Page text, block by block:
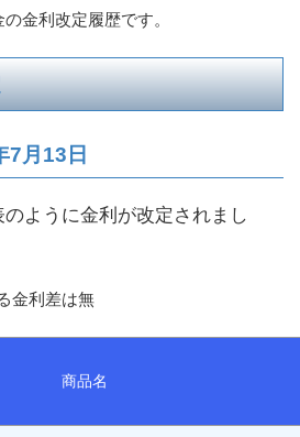
金利改定履歴です。
7月13日
ように金利が改定されまし
金利差は無
商品名